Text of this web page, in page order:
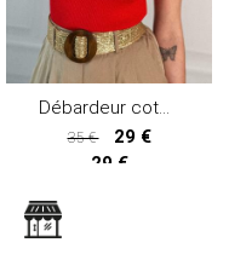
Débardeur coton côtelé HAITI
35 €
29 €
29 €